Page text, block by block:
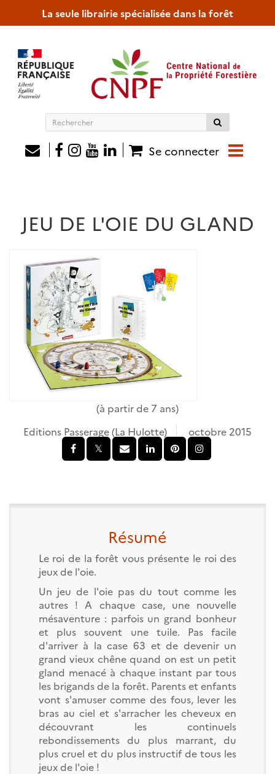
La seule librairie spécialisée dans la forêt
Rechercher
siteSe connecter
JEU DE L'OIE DU GLAND
(à partir de 7 ans)
Editions Passerage (La Hulotte)
octobre 2015
Résumé
Le roi de la forêt vous présente le roi des
jeux de l'oie.
Un jeu de l'oie pas du tout comme les
autres ! A chaque case, une nouvelle
mésaventure : parfois un grand bonheur
et plus souvent une tuile. Pas facile
d'arriver à la case 63 et de devenir un
grand vieux chêne quand on est un petit
gland menacé à chaque instant par tous
les brigands de la forêt. Parents et enfants
vont s'amuser comme des fous, lever les
bras au ciel et s'arracher les cheveux en
découvrant les continuels
rebondissements du plus marrant, du
plus cruel et du plus instructif de tous les
jeux de l'oie !